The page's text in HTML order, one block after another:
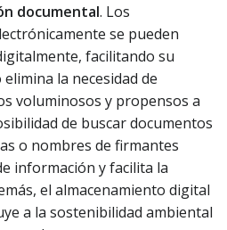
documental. Los
se pueden
facilitando su
la necesidad de
voluminosos y propensos a
de buscar documentos
o nombres de firmantes
información y facilita la
el almacenamiento digital
a la sostenibilidad ambiental